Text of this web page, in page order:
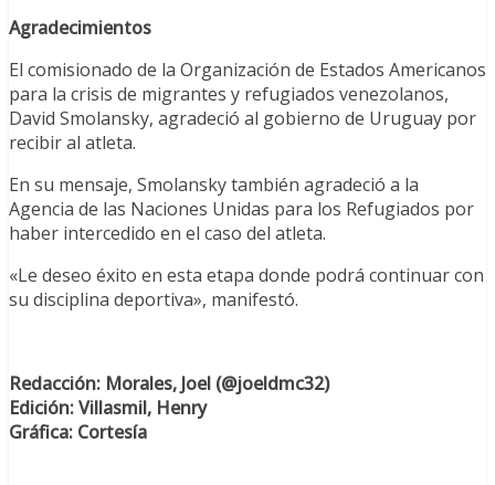
Agradecimientos
El comisionado de la Organización de Estados Americanos
para la crisis de migrantes y refugiados venezolanos,
David Smolansky, agradeció al gobierno de Uruguay por
recibir al atleta.
En su mensaje, Smolansky también agradeció a la
Agencia de las Naciones Unidas para los Refugiados por
haber intercedido en el caso del atleta.
«Le deseo éxito en esta etapa donde podrá continuar con
su disciplina deportiva», manifestó.
Redacción: Morales, Joel (@joeldmc32)
Edición: Villasmil, Henry
Gráfica: Cortesía